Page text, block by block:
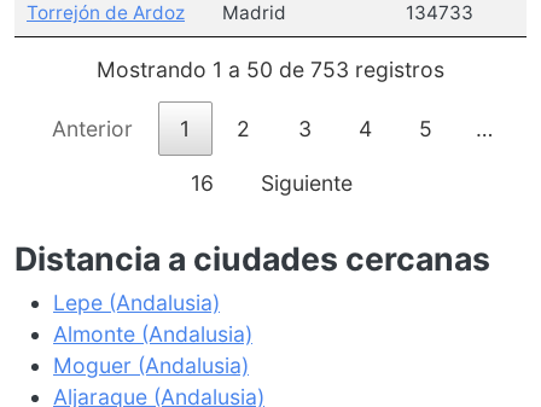
Torrejón de Ardoz Madrid 134733
Mostrando 1 a 50 de 753 registros
Anterior 1 2 3 4 5 …
16 Siguiente
Distancia a ciudades cercanas
Lepe (Andalusia)
Almonte (Andalusia)
Moguer (Andalusia)
Aljaraque (Andalusia)